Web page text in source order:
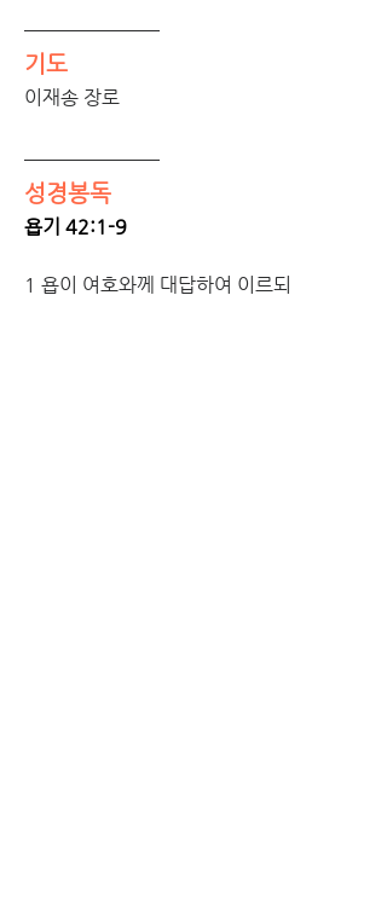
기도
이재송 장로
성경봉독
욥기 42:1-9
1 욥이 여호와께 대답하여 이르되